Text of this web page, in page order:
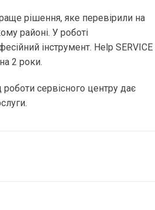
рішення, яке перевірили на
районі. У роботі
інструмент. Help SERVICE
2 роки.
роботи сервісного центру дає